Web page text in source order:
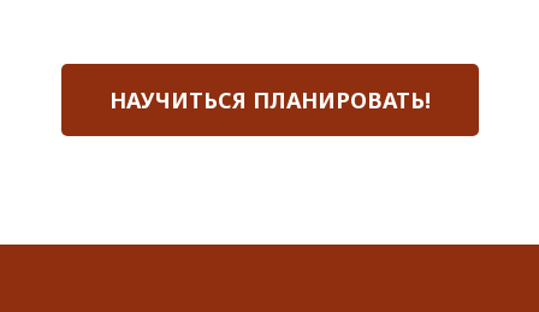
НАУЧИТЬСЯ ПЛАНИРОВАТЬ!